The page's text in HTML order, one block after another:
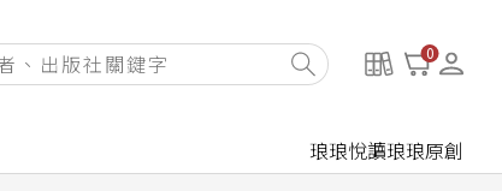
0
琅琅悅讀琅琅原創